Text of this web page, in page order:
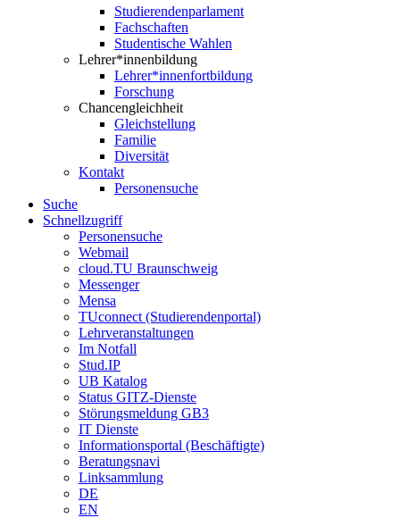
Studierendenparlament
Fachschaften
Studentische Wahlen
Lehrer*innenbildung
Lehrer*innenfortbildung
Forschung
Chancengleichheit
Gleichstellung
Familie
Diversität
Kontakt
Personensuche
Suche
Schnellzugriff
Personensuche
Webmail
cloud.TU Braunschweig
Messenger
Mensa
TUconnect (Studierendenportal)
Lehrveranstaltungen
Im Notfall
Stud.IP
UB Katalog
Status GITZ-Dienste
Störungsmeldung GB3
IT Dienste
Informationsportal (Beschäftigte)
Beratungsnavi
Linksammlung
DE
EN